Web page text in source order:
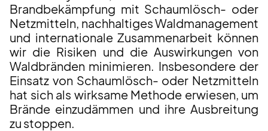
Brandbekämpfung mit Schaumlösch- oder
Netzmitteln, nachhaltiges Waldmanagement
und internationale Zusammenarbeit können
wir die Risiken und die Auswirkungen von
Waldbränden minimieren. Insbesondere der
Einsatz von Schaumlösch- oder Netzmitteln
hat sich als wirksame Methode erwiesen, um
Brände einzudämmen und ihre Ausbreitung
zu stoppen.